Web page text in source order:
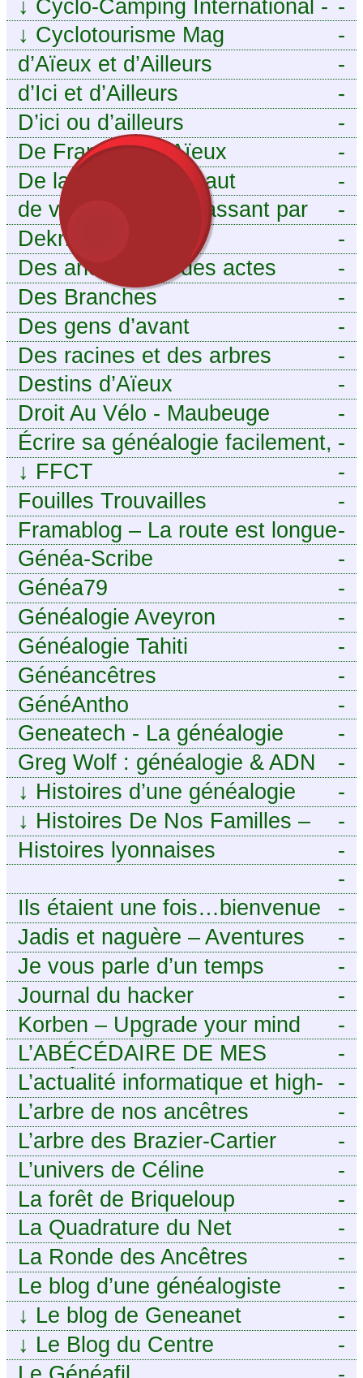
-
↓ Cyclo-Camping International -
Le voyage à vélo
-
↓ Cyclotourisme Mag
-
d’Aïeux et d’Ailleurs
-
d’Ici et d’Ailleurs
-
D’ici ou d’ailleurs
-
De France et d’Aïeux
-
De la Baïse à l’Escaut
-
de vous aieux en passant par
moi
-
Dekri
-
Des ancêtres et des actes
-
Des Branches
-
Des gens d’avant
-
Des racines et des arbres
-
Destins d’Aïeux
-
Droit Au Vélo - Maubeuge
Sambre-Avesnois
-
Écrire sa généalogie facilement,
sans stress avec Généalordi
-
↓ FFCT
-
Fouilles Trouvailles
-
Framablog – La route est longue
mais la voie est libre…
-
Généa-Scribe
-
Généa79
-
Généalogie Aveyron
-
Généalogie Tahiti
-
Généancêtres
-
GénéAntho
-
Geneatech - La généalogie
numérique à portée de tous
-
Greg Wolf : généalogie & ADN
-
↓ Histoires d’une généalogie
Léonarde
-
↓ Histoires De Nos Familles –
Blog de généalogie
-
Histoires lyonnaises
-
https://
-
Ils étaient une fois…bienvenue
chez mes ancêtres. – Une
histoire tourangelle, mais pas
seulement.
-
Jadis et naguère – Aventures
généalogiques de l’Atlantique
aux contreforts des Alpes
-
Je vous parle d’un temps
-
Journal du hacker
-
Korben – Upgrade your mind
-
L’ABÉCÉDAIRE DE MES
ANCÊTRES – Tout ce que
j’aurais aimé savoir sur ma
famille mais n’ai jamais osé
demander
-
L’actualité informatique et high-
tech pour décideurs IT.
-
L’arbre de nos ancêtres
-
L’arbre des Brazier-Cartier
-
L’univers de Céline
-
La forêt de Briqueloup
-
La Quadrature du Net
-
La Ronde des Ancêtres
-
Le blog d’une généalogiste
-
↓ Le blog de Geneanet
-
↓ Le Blog du Centre
Généalogique de Touraine -